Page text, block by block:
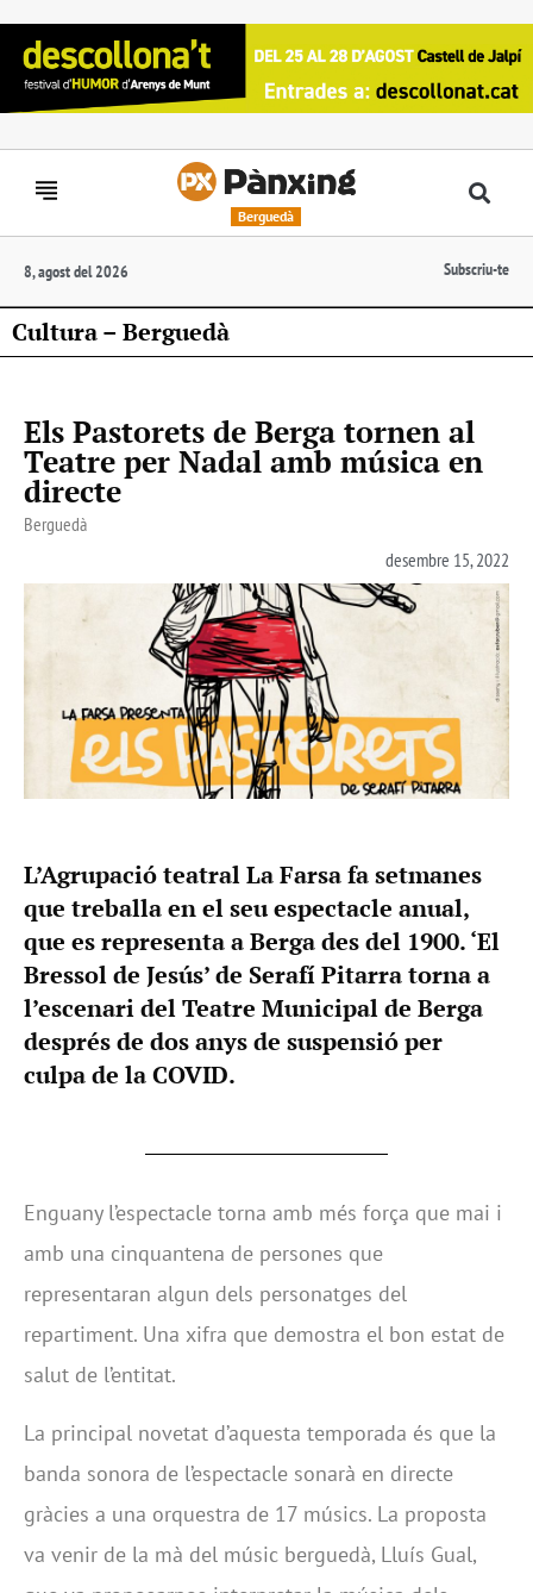
Berguedà
8, agost del 2026 Subscriu-te
Cultura – Berguedà
Els Pastorets de Berga tornen al
Teatre per Nadal amb música en
directe
Berguedà
desembre 15, 2022
L’Agrupació teatral La Farsa fa setmanes
que treballa en el seu espectacle anual,
que es representa a Berga des del 1900. ‘El
Bressol de Jesús’ de Serafí Pitarra torna a
l’escenari del Teatre Municipal de Berga
després de dos anys de suspensió per
culpa de la COVID.
Enguany l’espectacle torna amb més força que mai i
amb una cinquantena de persones que
representaran algun dels personatges del
repartiment. Una xifra que demostra el bon estat de
salut de l’entitat.
La principal novetat d’aquesta temporada és que la
banda sonora de l’espectacle sonarà en directe
gràcies a una orquestra de 17 músics. La proposta
va venir de la mà del músic berguedà, Lluís Gual,